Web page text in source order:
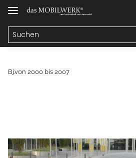
Bj.von 2000 bis 2007